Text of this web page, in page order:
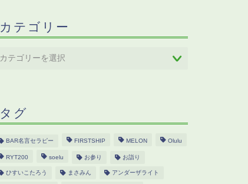
カテゴリー
タグ
BAR名言セラピー FIRSTSHIP MELON Olulu
RYT200 soelu お参り お詣り
ひすいこたろう まさみん アンダーザライト